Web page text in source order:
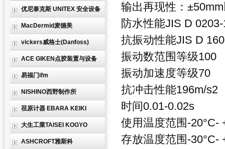
优尼泰克斯 UNITEX 安全设备
MacDermid麦德美
vickers威格士(Danfoss)
ACE GIKEN点胶装置与设备
易福门ifm
NISHINO西野制作所
荏原计器 EBARA KEIKI
大生工業TAISEI KOGYO
ASHCROFT雅斯科
输出再现性：
防水性能JIS D
抗振动性能JIS D
振动数范围等级100
振动加速度等级70
抗冲击性能196m/s2
时间0.01-0.02s
使用温度范围-20°C-
存放温度范围-30°C-